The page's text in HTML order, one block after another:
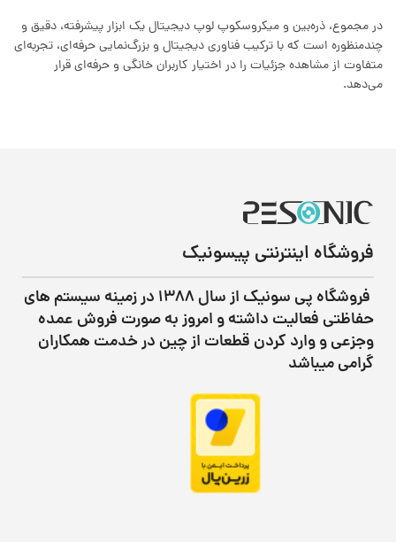
در مجموع، ذره‌بین و میکروسکوپ لوپ دیجیتال یک ابزار پیشرفته، دقیق و
چندمنظوره است که با ترکیب فناوری دیجیتال و بزرگ‌نمایی حرفه‌ای، تجربه‌ای
متفاوت از مشاهده جزئیات را در اختیار کاربران خانگی و حرفه‌ای قرار
می‌دهد.
فروشگاه اینترنتی پیسونیک
فروشگاه پی سونیک از سال ۱۳۸۸ در زمینه سیستم های
حفاظتی فعالیت داشته و امروز به صورت فروش عمده
وجزعی و وارد کردن قطعات از چین در خدمت همکاران
گرامی میباشد